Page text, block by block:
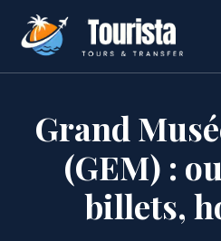
Grand
(GEM) :
billets,